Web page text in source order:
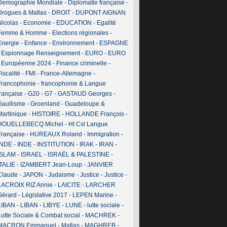
Mondiale - Diplomatie française -
& Mafias- DROIT- DUPONT AIGNAN
- Economie - EDUCATION - Egalité
& Homme - Elections régionales-
- Enfance - Environnement- ESPAGNE
Espionnage Renseignement- EURO- EURO
Européenne 2024- Finance criminelle -
- FMI - France-Allemagne -
- francophonie & Langue
- G20- G7 - GASTAUD Georges-
- Groenland - Guadeloupe &
- HISTOIRE- HOLLANDE François-
Michel - Ht Csl Langue
- HUREAUX Roland - Immigration -
- INDE- INSTITUTION - IRAK- IRAN -
- ISRAEL- ISRAËL & PALESTINE-
- IZAMBERT Jean-Loup- JANVIER
- JAPON - Judaisme - Justice - Justice -
RIZ Annie - LAICITE- LARCHER
- Législative 2017 - LEPEN Marine -
- LIBAN - LIBYE- LUNE- lutte sociale -
Sociale & Combat social - MACHREK-
Emmanuel - Mafias- MAGHREB-